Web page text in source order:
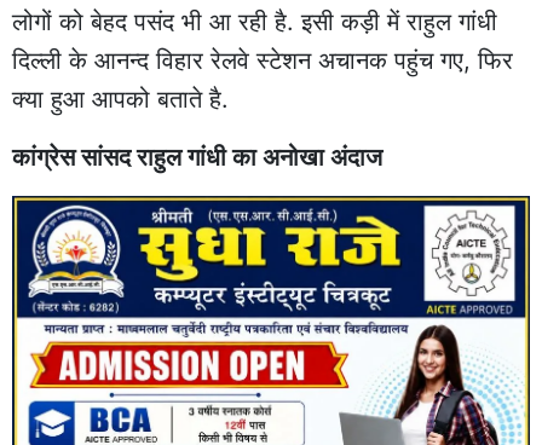
लोगों को बेहद पसंद भी आ रही है. इसी कड़ी में राहुल गांधी
दिल्ली के आनन्द विहार रेलवे स्टेशन अचानक पहुंच गए, फिर
क्या हुआ आपको बताते है.
कांग्रेस सांसद राहुल गांधी का अनोखा अंदाज